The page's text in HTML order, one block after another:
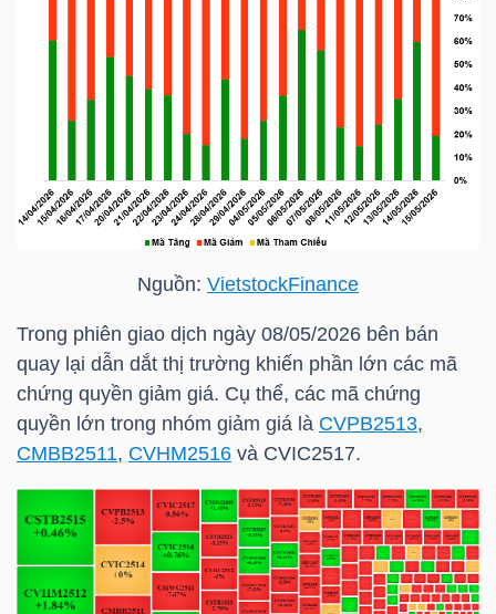
Nguồn: VietstockFinance
Trong phiên giao dịch ngày 08/05/2026 bên bán
quay lại dẫn dắt thị trường khiến phần lớn các mã
chứng quyền giảm giá. Cụ thể, các mã chứng
quyền lớn trong nhóm giảm giá là CVPB2513,
CMBB2511, CVHM2516 và CVIC2517.
THẾ
GIỚI
ĐÔNG
DƯƠNG
TÀI
CHÍNH
CÁ